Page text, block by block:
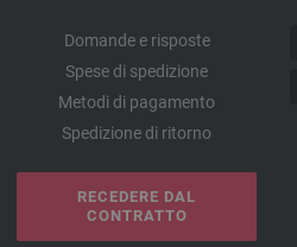
Domande e risposte
Spese di spedizione
Metodi di pagamento
Spedizione di ritorno
RECEDERE DAL
CONTRATTO